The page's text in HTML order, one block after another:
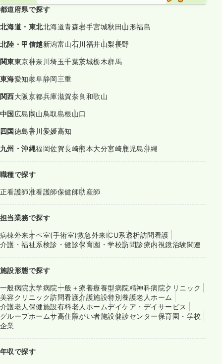
都道府県で探す
北海道・東北北海道青森岩手宮城秋田山形福島
北陸・甲信越新潟富山石川福井山梨長野
関東東京神奈川埼玉千葉茨城栃木群馬
東海愛知岐阜静岡三重
関西大阪京都兵庫滋賀奈良和歌山
中国広島岡山鳥取島根山口
四国徳島香川愛媛高知
九州・沖縄福岡佐賀長崎熊本大分宮崎鹿児島沖縄
職種で探す
正看護師准看護師保健師助産師
担当業務で探す
病棟外来オペ室(手術室)救急外来ICU系透析訪問看護
介護・福祉系検診・健診保育園・学校訪問診療内視鏡治験関連
施設形態で探す
一般病院大学病院一般＋療養療養型病院精神科病院クリニック
美容クリニック訪問看護介護施設特別養護老人ホーム
介護老人保健施設有料老人ホームデイケア・デイサービス
グループホームサ高住障がい者施設健診センター保育園・学校
企業
年収で探す